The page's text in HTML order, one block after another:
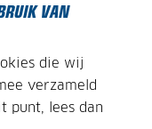
VAN
die wij
verzameld
punt, lees dan